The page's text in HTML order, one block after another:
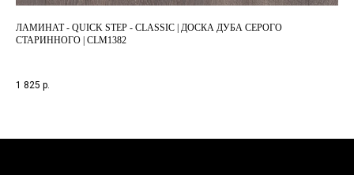
ЛАМИНАТ - QUICK STEP - CLASSIC | ДОСКА ДУБА СЕРОГО
СТАРИННОГО | CLM1382
1 825 р.